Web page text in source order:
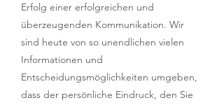
Erfolg einer erfolgreichen und
überzeugenden Kommunikation. Wir
sind heute von so unendlichen vielen
Informationen und
Entscheidungsmöglichkeiten umgeben,
dass der persönliche Eindruck, den Sie